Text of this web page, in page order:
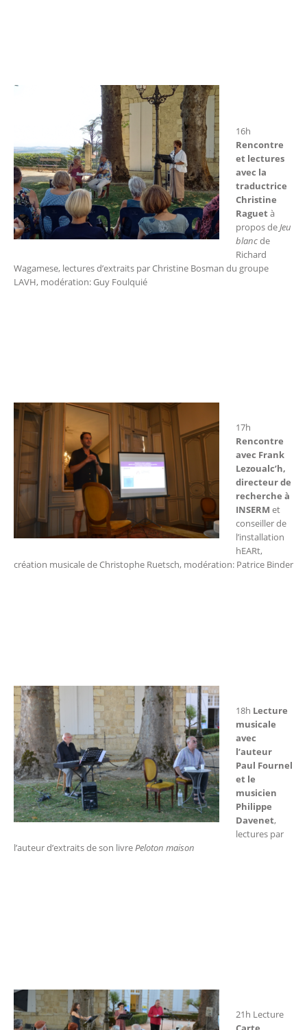
16h
Rencontre
et lectures
avec la
traductrice
Christine
Raguet à
propos deJeu
blancde
Richard
Wagamese, lectures d’extraits par Christine Bosman du groupe
LAVH, modération: Guy Foulquié
17h
Rencontre
avec Frank
Lezoualc’h,
directeur de
recherche à
INSERM et
conseiller de
l’installation
hEARt,
création musicale de Christophe Ruetsch, modération: Patrice Binder
18h Lecture
musicale
avec
l’auteur
Paul Fournel
et le
musicien
Philippe
Davenet,
lectures par
l’auteur d’extraits de son livrePeloton maison
21h Lecture